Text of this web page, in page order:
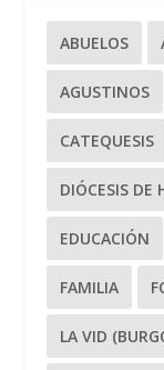
ABUELOS
AGUSTINOS
CATEQUESIS
DIÓCESIS DE
EDUCACIÓN
FAMILIA
LA VID